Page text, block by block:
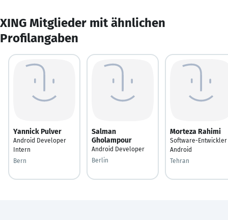
XING Mitglieder mit ähnlichen
Profilangaben
Yannick Pulver
Android Developer
Intern
Bern
Salman
Gholampour
Android Developer
Berlin
Morteza Rahimi
Software-Entwickler
Android
Tehran